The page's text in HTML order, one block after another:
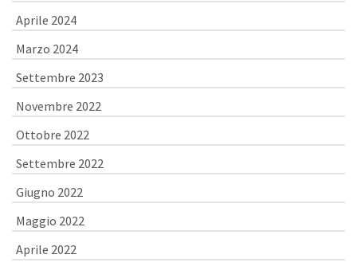
Aprile 2024
Marzo 2024
Settembre 2023
Novembre 2022
Ottobre 2022
Settembre 2022
Giugno 2022
Maggio 2022
Aprile 2022